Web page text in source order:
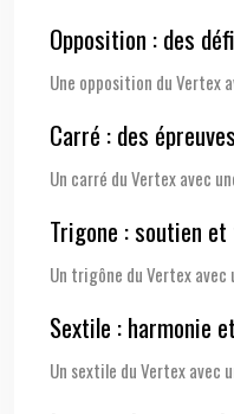
Opposition : des
Une opposition du Vertex
Carré : des
Un carré du Vertex avec
Trigone : soutien
Un trigône du Vertex
Sextile : harmonie
Un sextile du Vertex avec